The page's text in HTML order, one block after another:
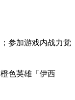
参加游戏内战力觉
色英雄「伊西